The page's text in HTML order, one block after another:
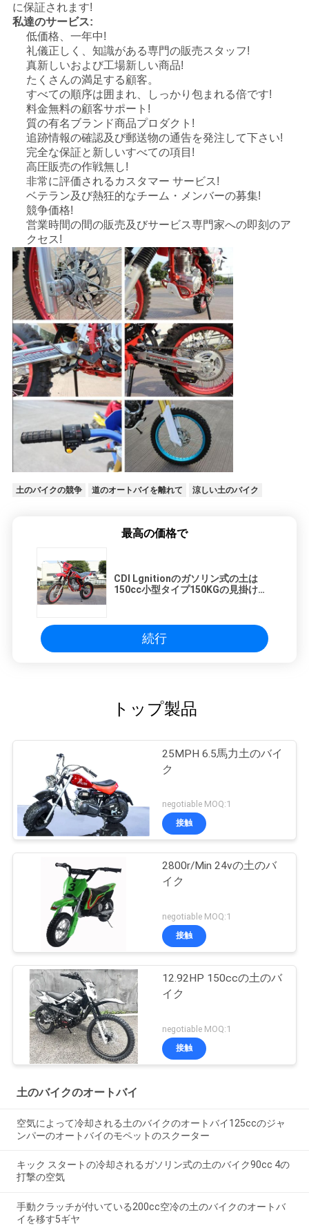
地
ポ
リ
シ
ー
に保証されます!
私達のサービス:
低価格、一年中!
礼儀正しく、知識がある専門の販売スタッフ!
真新しいおよび工場新しい商品!
たくさんの満足する顧客。
すべての順序は囲まれ、しっかり包まれる倍です!
料金無料の顧客サポート!
質の有名ブランド商品プロダクト!
追跡情報の確認及び郵送物の通告を発注して下さい!
完全な保証と新しいすべての項目!
高圧販売の作戦無し!
非常に評価されるカスタマー サービス!
ベテラン及び熱狂的なチーム・メンバーの募集!
競争価格!
営業時間の間の販売及びサービス専門家への即刻のア
クセス!
土のバイクの競争 道のオートバイを離れて 涼しい土のバイク
最高の価格で
CDI Lgnitionのガソリン式の土は
150cc小型タイプ150KGの見掛け密
続行
トップ製品
25MPH 6.5馬力土のバイ
ク
negotiable MOQ:1
接触
2800r/Min 24vの土のバ
イク
negotiable MOQ:1
接触
12.92HP 150ccの土のバ
イク
negotiable MOQ:1
接触
土のバイクのオートバイ
空気によって冷却される土のバイクのオートバイ125ccのジャ
ンパーのオートバイのモペットのスクーター
キック スタートの冷却されるガソリン式の土のバイク90cc 4の
打撃の空気
手動クラッチが付いている200cc空冷の土のバイクのオートバ
イを移す5ギヤ